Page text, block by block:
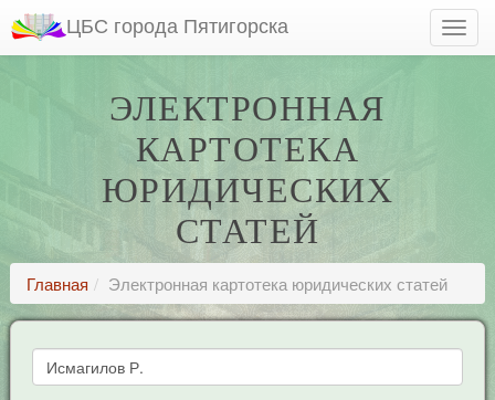
ЦБС города Пятигорска
ЭЛЕКТРОННАЯ
КАРТОТЕКА
ЮРИДИЧЕСКИХ
СТАТЕЙ
Главная Электронная картотека юридических статей